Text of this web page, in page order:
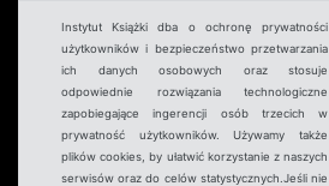
Instytut Książki dba o ochronę prywatności
użytkowników i bezpieczeństwo przetwarzania
ich danych osobowych oraz stosuje
odpowiednie rozwiązania technologiczne
zapobiegające ingerencji osób trzecich w
prywatność użytkowników. Używamy także
plików cookies, by ułatwić korzystanie z naszych
serwisów oraz do celów statystycznych.Jeśli nie